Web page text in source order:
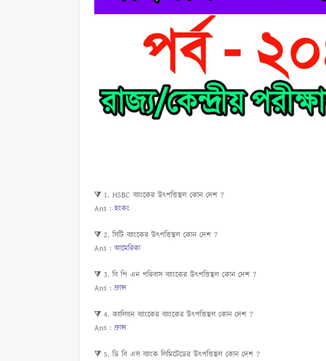
⧩ 1. HSBC ব্যাংকের উৎপত্তিস্থল কোন দেশ ?
Ans :হংকং
⧩ 2. সিটি ব্যাংকের উৎপত্তিস্থল কোন দেশ ?
Ans :আমেরিকা
⧩ 3. বি পি এন পরিবাস ব্যাংকের উৎপত্তিস্থল কোন দেশ ?
Ans :ফ্রান্স
⧩ 4. ক্যালিয়ন ব্যাংকের ব্যাংকের উৎপত্তিস্থল কোন দেশ ?
Ans :ফ্রান্স
⧩ 5. ডি বি এস ব্যাংক লিমিটেডের উৎপত্তিস্থল কোন দেশ ?